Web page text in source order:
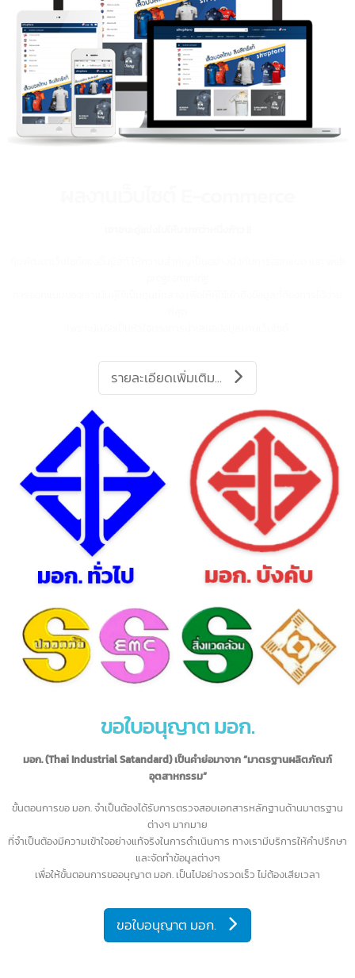
iOS และ Android
เราให้บริการพัฒนาแอปพลิเคชั่น แบบเต็มรูปแบบ ทั้งระบบปฏิบัติการ iOS และ
Android
รวมถึง Platform อื่นๆ เช่น iPad/ Tablet ตอบสนองทุกความต้องการของธุรกิจ
ด้วยประสบการณ์มากกว่า 10 ปี
ผลงานเว็บไซต์ E-commerce
เอาชนะคู่แข่งไปให้มากกว่าหนึ่งก้าว !!
ทีมพัฒนาเว็บไซต์ของอิ๊นบิสท์ ให้ความสำคัญเป็นอย่างยิ่งกับการออกแบบ และ
programming
การออกแบบของเราเน้นผู้ใช้เป็นศูนย์กลาง เพื่อให้ผู้ใช้เข้าถึงข้อมูลที่ต้องการได้ง่
รายละเอียดเพิ่มเติม...